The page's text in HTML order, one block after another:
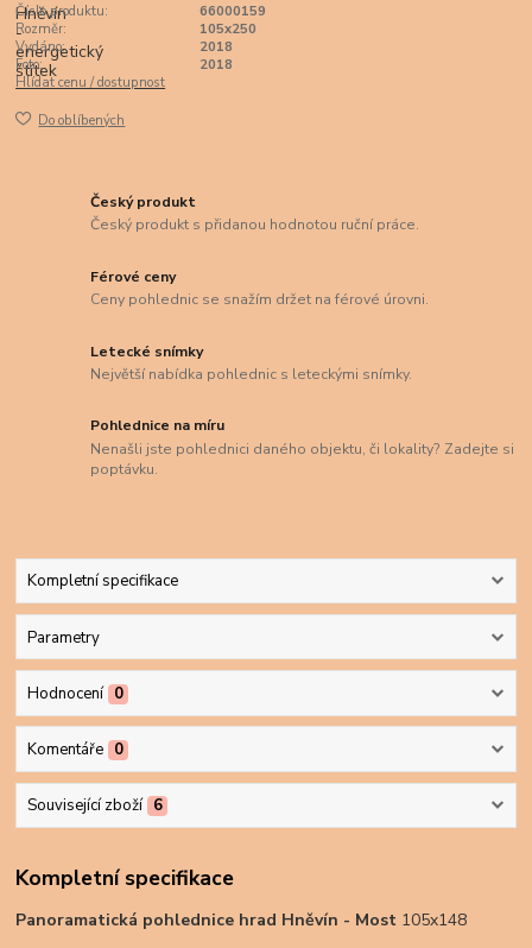
Číslo produktu:
66000159
Rozměr:
105x250
Vydáno:
2018
Foto:
2018
Hlídat cenu / dostupnost
Do oblíbených
Český produkt
Český produkt s přidanou hodnotou ruční práce.
Férové ceny
Ceny pohlednic se snažím držet na férové úrovni.
Letecké snímky
Největší nabídka pohlednic s leteckými snímky.
Pohlednice na míru
Nenašli jste pohlednici daného objektu, či lokality? Zadejte si
poptávku.
Kompletní specifikace
Parametry
Hodnocení 0
Komentáře 0
Související zboží 6
Kompletní specifikace
Panoramatická pohlednice hrad Hněvín - Most 105x148